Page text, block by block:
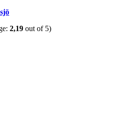
2,19 out of 5)